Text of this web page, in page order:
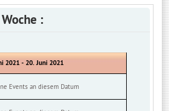
:
2021 - 20. Juni 2021
Events an diesem Datum